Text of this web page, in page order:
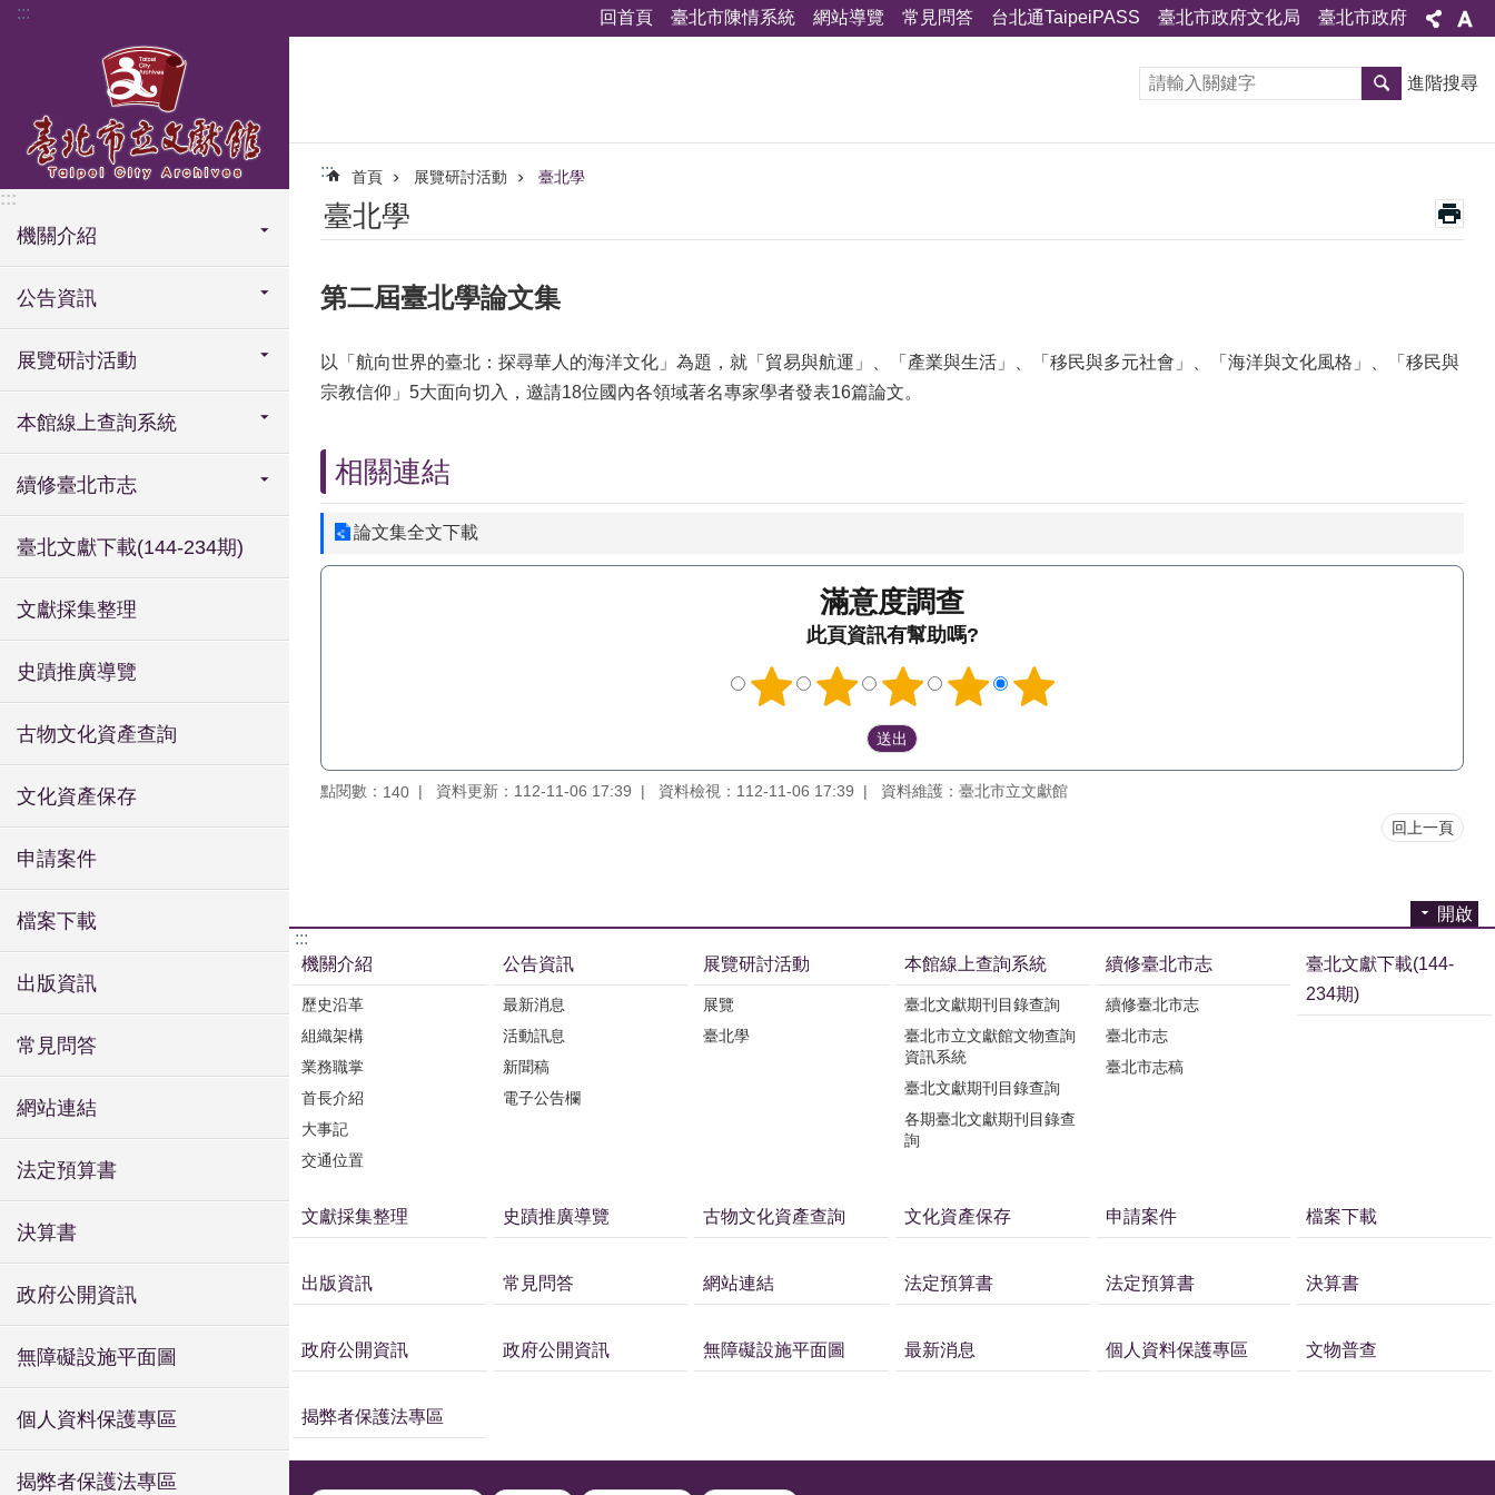
跳到主要內容區塊
::: 回首頁 臺北市陳情系統 網站導覽 常見問答 台北通TaipeiPASS 臺北市政府文化局 臺北市政府
:::
機關介紹
公告資訊
展覽研討活動
本館線上查詢系統
續修臺北市志
臺北文獻下載(144-234期)
文獻採集整理
史蹟推廣導覽
古物文化資產查詢
文化資產保存
申請案件
檔案下載
出版資訊
常見問答
網站連結
法定預算書
決算書
政府公開資訊
無障礙設施平面圖
個人資料保護專區
揭弊者保護法專區
進階搜尋
::: 首頁 展覽研討活動 臺北學
臺北學
第二屆臺北學論文集
以「航向世界的臺北：探尋華人的海洋文化」為題，就「貿易與航運」、「產業與生活」、「移民與多元社會」、「海洋與文化風格」、「移民與
宗教信仰」5大面向切入，邀請18位國內各領域著名專家學者發表16篇論文。
相關連結
論文集全文下載
滿意度調查
此頁資訊有幫助嗎?
點閱數： 140 資料更新：112-11-06 17:39 資料檢視：112-11-06 17:39 資料維護：臺北市立文獻館
回上一頁
開啟
:::
機關介紹
歷史沿革
組織架構
業務職掌
首長介紹
大事記
交通位置
公告資訊
最新消息
活動訊息
新聞稿
電子公告欄
展覽研討活動
展覽
臺北學
本館線上查詢系統
臺北文獻期刊目錄查詢
臺北市立文獻館文物查詢
資訊系統
臺北文獻期刊目錄查詢
各期臺北文獻期刊目錄查
詢
續修臺北市志
續修臺北市志
臺北市志
臺北市志稿
臺北文獻下載(144-
234期)
文獻採集整理 史蹟推廣導覽 古物文化資產查詢 文化資產保存 申請案件 檔案下載
出版資訊 常見問答 網站連結 法定預算書 法定預算書 決算書
政府公開資訊 政府公開資訊 無障礙設施平面圖 最新消息 個人資料保護專區 文物普查
揭弊者保護法專區